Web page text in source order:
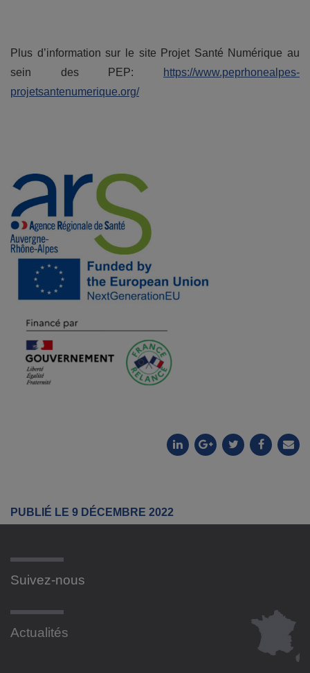
Plus d’information sur le site Projet Santé Numérique au
sein des PEP:
https://www.peprhonealpes-
projetsantenumerique.org/
PUBLIÉ LE 9 DÉCEMBRE 2022
Suivez-nous
Actualités